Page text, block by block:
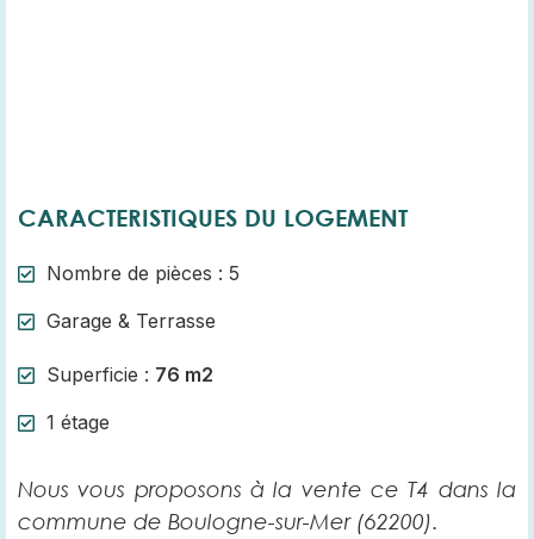
CARACTERISTIQUES DU LOGEMENT
Nombre de pièces : 5
Garage & Terrasse
Superficie : 76 m2
1 étage
Nous vous proposons à la vente ce T4 dans la
commune de Boulogne-sur-Mer (62200).